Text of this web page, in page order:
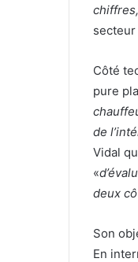
secteur
Côté
pure
de
Vidal
«
deux
Son
En